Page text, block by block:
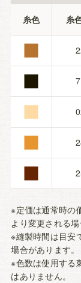
糸色 糸
■
■
■
■
■
※定価は通常時の
より変更される場
※縫製時間は目安
場合があります。
※色数は使用する
はありません。